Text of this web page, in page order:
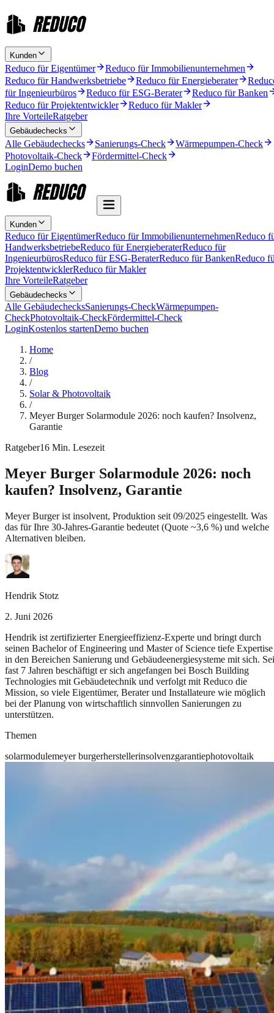
Kunden
Reduco für Eigentümer
Reduco für Immobilienunternehmen
Reduco für Handwerksbetriebe
Reduco für Energieberater
für Ingenieurbüros
Reduco für ESG-Berater
Reduco für Banken
Reduco für Projektentwickler
Reduco für Makler
Ihre VorteileRatgeber
Gebäudechecks
Alle Gebäudechecks Sanierungs-Check
Wärmepumpen-Check
Photovoltaik-Check
Fördermittel-Check
LoginDemo buchen
Kunden
Reduco für EigentümerReduco für ImmobilienunternehmenReduco
HandwerksbetriebeReduco für EnergieberaterReduco für
IngenieurbürosReduco für ESG-BeraterReduco für BankenReduco
ProjektentwicklerReduco für Makler
Ihre VorteileRatgeber
Gebäudechecks
Alle GebäudechecksSanierungs-CheckWärmepumpen-
CheckPhotovoltaik-CheckFördermittel-Check
LoginKostenlos startenDemo buchen
Home
/
Blog
/
Solar & Photovoltaik
/
Meyer Burger Solarmodule 2026: noch kaufen? Insolvenz,
Garantie
Ratgeber16 Min. Lesezeit
Meyer Burger Solarmodule 2026: noch
kaufen? Insolvenz, Garantie
Meyer Burger ist insolvent, Produktion seit 09/2025 eingestellt. Was
das für Ihre 30-Jahres-Garantie bedeutet (Quote ~3,6 %) und welche
Alternativen bleiben.
Hendrik Stotz
2. Juni 2026
Hendrik ist zertifizierter Energieeffizienz-Experte und bringt durch
seinen Bachelor of Engineering und Master of Science tiefe Expertise
in den Bereichen Sanierung und Gebäudeenergiesysteme mit sich.
fast 7 Jahren beschäftigt er sich angefangen bei Bosch Building
Technologies mit Gebäudetechnik und verfolgt mit Reduco die
Mission, so viele Eigentümer, Berater und Installateure wie möglich
bei der Planung von wirtschaftlich sinnvollen Sanierungen zu
unterstützen.
Themen
solarmodulemeyer burgerherstellerinsolvenzgarantiephotovoltaik